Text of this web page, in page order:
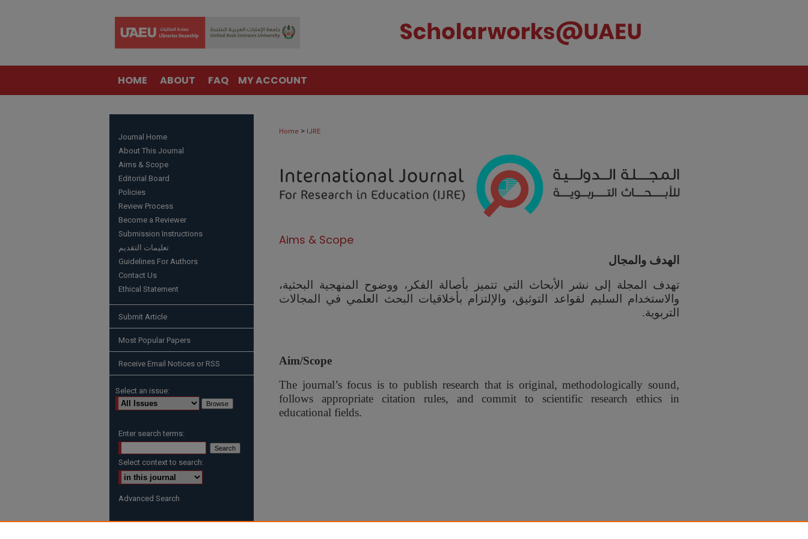
HOME ABOUT FAQ MY ACCOUNT
Home > IJRE
Aims & Scope
الهدف والمجال
تهدف المجلة إلى نشر الأبحاث التي تتميز بأصالة الفكر، ووضوح المنهجية البحثية،
والاستخدام السليم لقواعد التوثيق، والإلتزام بأخلاقيات البحث العلمي في المجالات
التربوية.
Aim/Scope
The journal’s focus is to publish research that is original, methodologically sound,
follows appropriate citation rules, and commit to scientific research ethics in
educational fields.
Journal Home
About This Journal
Aims & Scope
Editorial Board
Policies
Review Process
Become a Reviewer
Submission Instructions
تعليمات التقديم
Guidelines For Authors
Contact Us
Ethical Statement
Submit Article
Most Popular Papers
Receive Email Notices or RSS
Select an issue:
Enter search terms:
Select context to search:
Advanced Search
ISSN: 2519-6146 (PRINT)